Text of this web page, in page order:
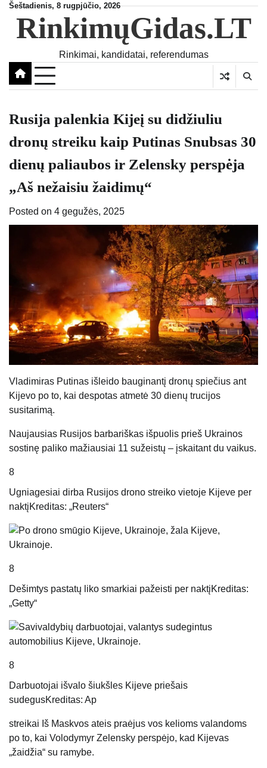
Skip
content
Šeštadienis, 8 rugpjūčio, 2026
RinkimųGidas.LT
Rinkimai, kandidatai, referendumas
Rusija palenkia Kijeį su didžiuliu
dronų streiku kaip Putinas Snubsas 30
dienų paliaubos ir Zelensky perspėja
„Aš nežaisiu žaidimų“
Posted on 4 gegužės, 2025
Vladimiras Putinas išleido bauginantį dronų spiečius ant
Kijevo po to, kai despotas atmetė 30 dienų trucijos
susitarimą.
Naujausias Rusijos barbariškas išpuolis prieš Ukrainos
sostinę paliko mažiausiai 11 sužeistų – įskaitant du vaikus.
8
Ugniagesiai dirba Rusijos drono streiko vietoje Kijeve per
naktįKreditas: „Reuters“
8
Dešimtys pastatų liko smarkiai pažeisti per naktįKreditas:
„Getty“
8
Darbuotojai išvalo šiukšles Kijeve priešais
sudegusKreditas: Ap
streikai Iš Maskvos ateis praėjus vos kelioms valandoms
po to, kai Volodymyr Zelensky perspėjo, kad Kijevas
„žaidžia“ su ramybe.